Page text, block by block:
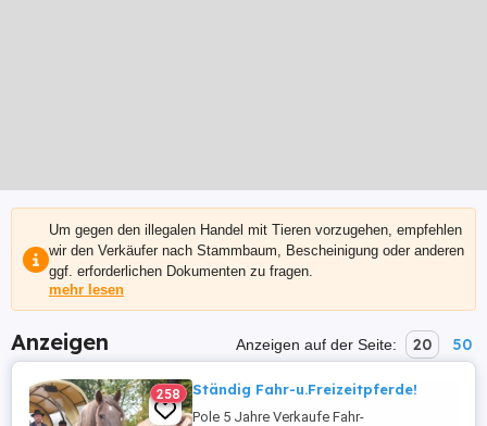
Um gegen den illegalen Handel mit Tieren vorzugehen, empfehlen
wir den Verkäufer nach Stammbaum, Bescheinigung oder anderen
ggf. erforderlichen Dokumenten zu fragen.
mehr lesen
Anzeigen Anzeigen auf der Seite: 20 50
258 Ständig Fahr-u.Freizeitpferde!
Pole 5 Jahre Verkaufe Fahr-